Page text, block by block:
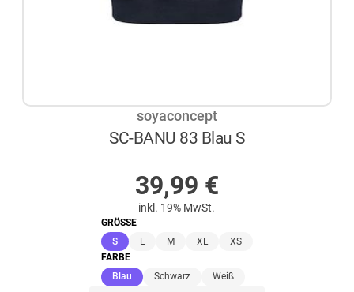
soyaconcept
SC-BANU 83 Blau S
39,99 €
inkl. 19% MwSt.
GRÖSSE
S(ausgewählt)
L M XL
XS
FARBE
Blau(ausgewählt)
Schwarz Weiß